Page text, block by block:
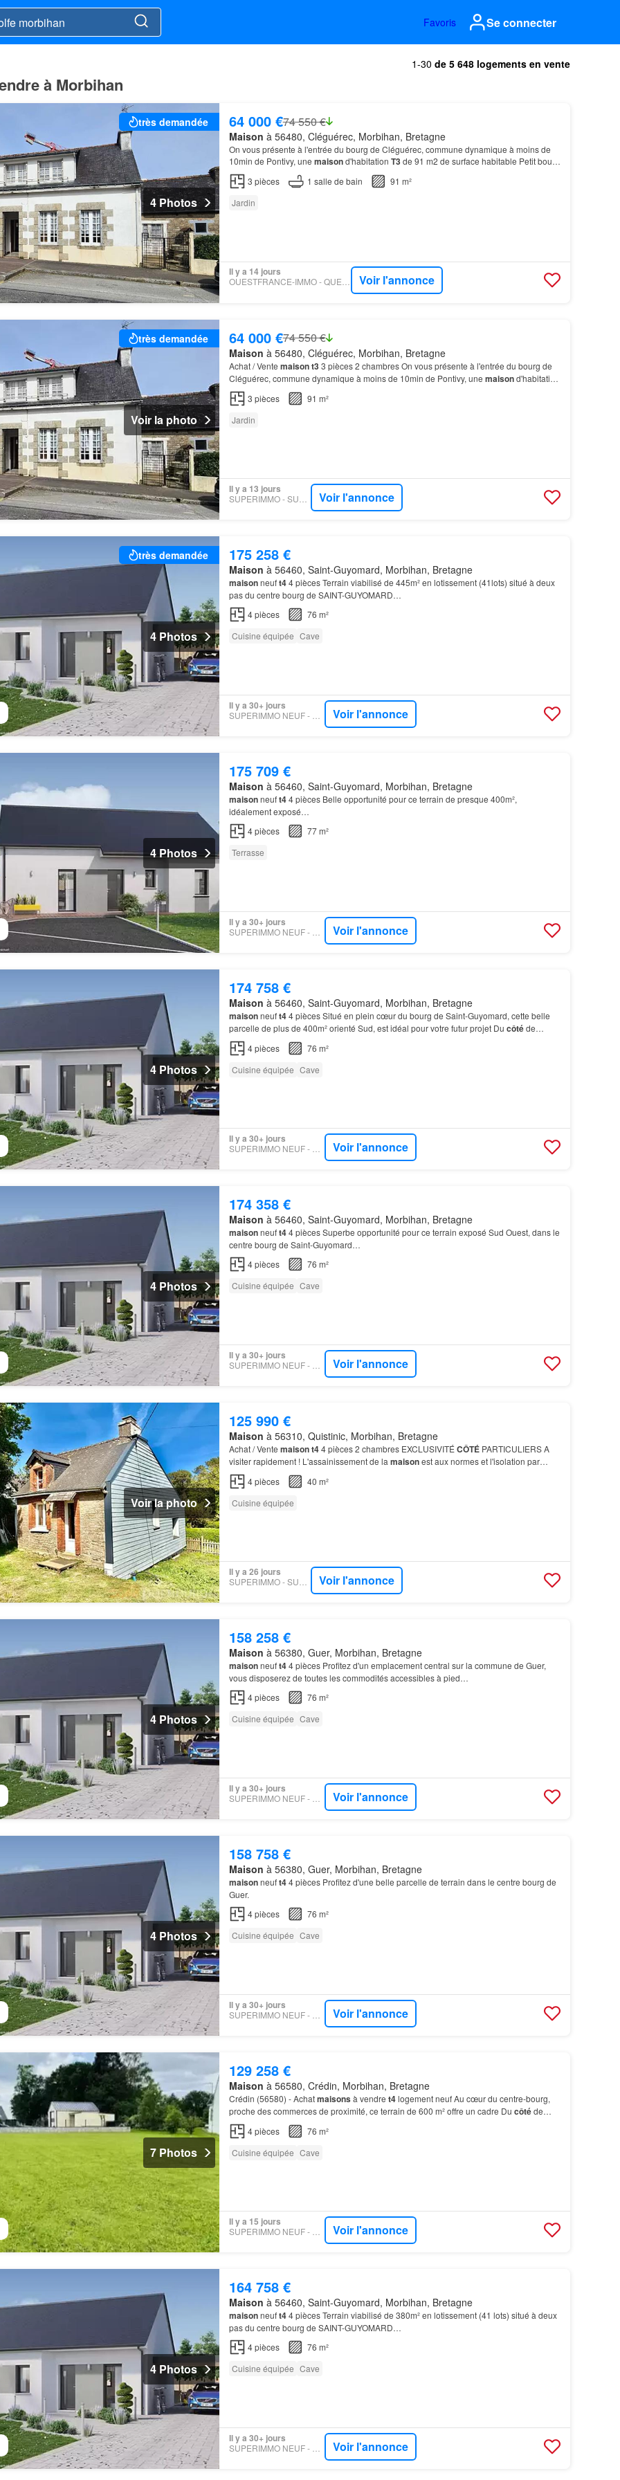
Favoris Se connecter
1-30 de 5 648 logements en vente
à Morbihan
très demandée
4 Photos
64 000 €74 550 €
Maison à 56480, Cléguérec, Morbihan, Bretagne
On vous présente à l'entrée du bourg de Cléguérec, commune dynamique à moins de
10min de Pontivy, une maisond'habitation T3de 91 m2 de surface habitable Petit bout
de jardin avec puits sur le
3 pièces 1 salle de bain
91 m²
Jardin
Il y a 14 jours
OUESTFRANCE-IMMO - QUENECAN IMMOBILIER Voir l'annonce
très demandée
Voir la photo
64 000 €74 550 €
Maison à 56480, Cléguérec, Morbihan, Bretagne
Achat / Vente maisont33 pièces 2 chambres On vous présente à l'entrée du bourg de
Cléguérec, commune dynamique à moins de 10min de Pontivy, une maisond'habitation
T3de 91 m2 de surface habitable.…
3 pièces
91 m²
Jardin
Il y a 13 jours
Voir l'annonce
très demandée
4 Photos
175 258 €
Maison à 56460, Saint-Guyomard, Morbihan, Bretagne
maisonneuft44 pièces Terrain viabilisé de 445m² en lotissement (41lots) situé à deux
pas du centre bourg de SAINT-GUYOMARD…
4pièces
76 m²
Cuisine équipée Cave
Il y a 30+ jours
Voir l'annonce
4 Photos
175 709 €
Maison à 56460, Saint-Guyomard, Morbihan, Bretagne
maisonneuft44 pièces Belle opportunité pour ce terrain de presque 400m²,
idéalement exposé…
4pièces
77 m²
Terrasse
Il y a 30+ jours
Voir l'annonce
4 Photos
174 758 €
Maison à 56460, Saint-Guyomard, Morbihan, Bretagne
maisonneuft44 pièces Situé en plein cœur du bourg de Saint-Guyomard, cette belle
parcelle de plus de 400m² orienté Sud, est idéal pour votre futur projet Du côtéde
l'espace nuit, 3 chambres, une salle de bains et wc indép…
4pièces
76 m²
Cuisine équipée Cave
Il y a 30+ jours
Voir l'annonce
4 Photos
174 358 €
Maison à 56460, Saint-Guyomard, Morbihan, Bretagne
maisonneuft44 pièces Superbe opportunité pour ce terrain exposé Sud Ouest, dans le
centre bourg de Saint-Guyomard…
4pièces
76 m²
Cuisine équipée Cave
Il y a 30+ jours
Voir l'annonce
Voir la photo
125 990 €
Maison à 56310, Quistinic, Morbihan, Bretagne
Achat / Vente maisont44 pièces 2 chambres EXCLUSIVITÉ CÔTÉPARTICULIERS A
visiter rapidement ! L'assainissement de la maisonest aux normes et l'isolation par
l'extérieur à été faite…
4pièces
40 m²
Cuisine équipée
Il y a 26 jours
Voir l'annonce
4 Photos
158 258 €
Maison à 56380, Guer, Morbihan, Bretagne
maisonneuft44 pièces Profitez d'un emplacement central sur la commune de Guer,
vous disposerez de toutes les commodités accessibles à pied…
4pièces
76 m²
Cuisine équipée Cave
Il y a 30+ jours
Voir l'annonce
4 Photos
158 758 €
Maison à 56380, Guer, Morbihan, Bretagne
maisonneuft44 pièces Profitez d'une belle parcelle de terrain dans le centre bourg de
Guer.
4pièces
76 m²
Cuisine équipée Cave
Il y a 30+ jours
Voir l'annonce
7 Photos
129 258 €
Maison à 56580, Crédin, Morbihan, Bretagne
Crédin (56580) - Achatmaisons à vendre t4logement neuf Au cœur du centre-bourg,
proche des commerces de proximité, ce terrain de 600 m² offre un cadre Du côtéde
l'espace nuit, 3 chambres, une salle de bains et wc indépenda…
4pièces
76 m²
Cuisine équipée Cave
Il y a 15 jours
Voir l'annonce
4 Photos
164 758 €
Maison à 56460, Saint-Guyomard, Morbihan, Bretagne
maisonneuft44 pièces Terrain viabilisé de 380m² en lotissement (41 lots) situé à deux
pas du centre bourg de SAINT-GUYOMARD…
4pièces
76 m²
Cuisine équipée Cave
Il y a 30+ jours
Voir l'annonce